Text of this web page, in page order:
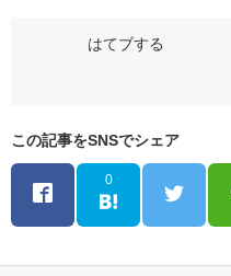
この記事をSNSでシェア
0